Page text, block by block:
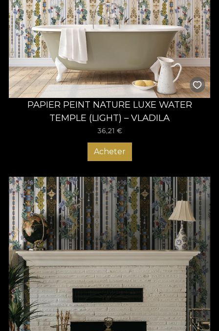
PAPIER PEINT NATURE LUXE WATER
TEMPLE (LIGHT) – VLADILA
36,21 €
Acheter